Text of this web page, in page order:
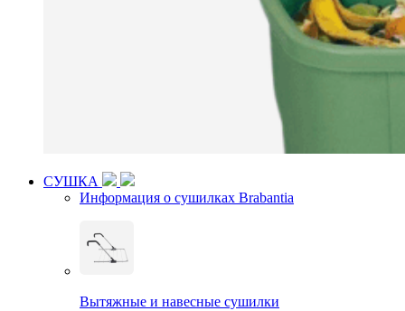
СУШКА
Информация о сушилках Brabantia
Вытяжные и навесные сушилки